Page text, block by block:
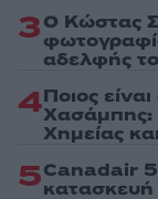
3Ο Κώστας
αδελφής
4Ποιος
Χασάμπης:
Χημείας
5Canadair